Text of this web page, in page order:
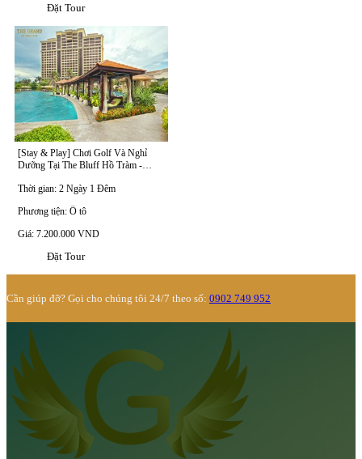
Đặt Tour
[Stay & Play] Chơi Golf Và Nghỉ
Dưỡng Tại The Bluff Hồ Tràm -
Thời gian: 2 Ngày 1 Đêm
Phương tiện: Ô tô
Giá: 7.200.000 VND
Đặt Tour
Cần giúp đỡ? Gọi cho chúng tôi 24/7 theo số: 0902 749 952